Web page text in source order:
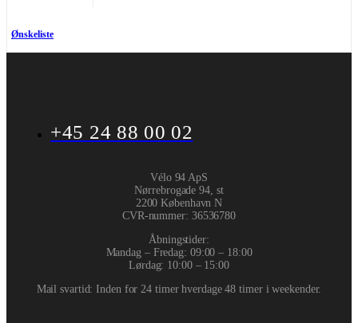
Ønskeliste
+45 24 88 00 02
Vélo 94 ApS
Nørrebrogade 94, st
2200 København N
CVR-nummer: 36536780
Åbningstider:
Mandag – Fredag: 09:00 – 18:00
Lørdag: 10:00 – 15:00
Mail svartid: Inden for 24 timer hverdage 48 timer i weekender.